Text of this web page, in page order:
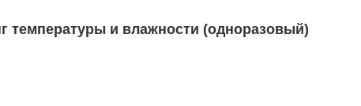
температуры и влажности (одноразовый)